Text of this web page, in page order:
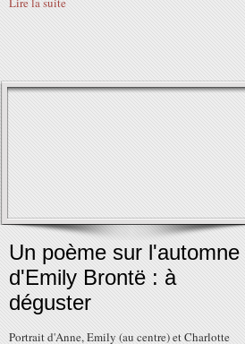
Un poème sur l'automne
d'Emily Brontë : à
déguster
Portrait d'Anne, Emily (au centre) et Charlotte